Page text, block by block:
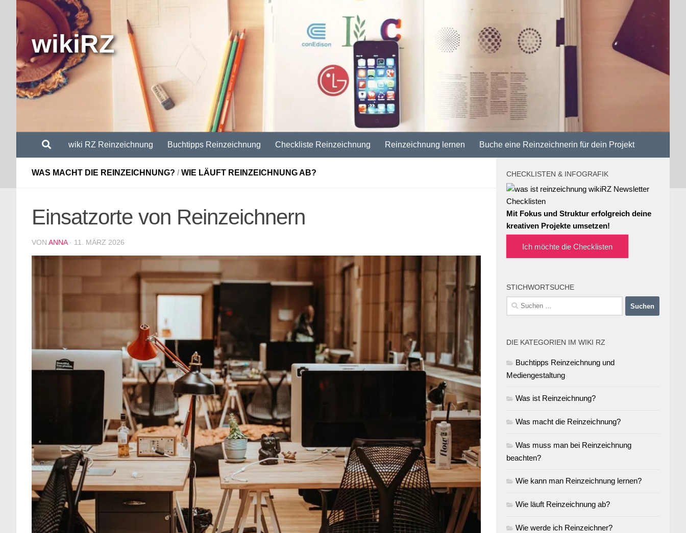
Zum Inhalt springen
wikiRZ
wiki RZ Reinzeichnung Buchtipps Reinzeichnung Checkliste Reinzeichnung Reinzeichnung lernen Buche eine Reinzeichnerin für dein Projekt
WAS MACHT DIE REINZEICHNUNG? / WIE LÄUFT REINZEICHNUNG AB?
Einsatzorte von Reinzeichnern
VON ANNA · 11. MÄRZ 2026
CHECKLISTEN & INFOGRAFIK
Mit Fokus und Struktur erfolgreich deine
kreativen Projekte umsetzen!
Ich möchte die Checklisten
STICHWORTSUCHE
Suchen
nach:
DIE KATEGORIEN IM WIKI RZ
Buchtipps Reinzeichnung und
Mediengestaltung
Was ist Reinzeichnung?
Was macht die Reinzeichnung?
Was muss man bei Reinzeichnung
beachten?
Wie kann man Reinzeichnung lernen?
Wie läuft Reinzeichnung ab?
Wie werde ich Reinzeichner?